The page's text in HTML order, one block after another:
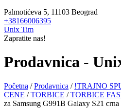
Palmotićeva 5, 11103 Beograd
+38166006395
Unix Tim
Zapratite nas!
Prodavnica -
Početna /Prodavnica / !TRAJNO
CENE /TORBICE /TORBICE
za Samsung G991B Galaxy S21 crna